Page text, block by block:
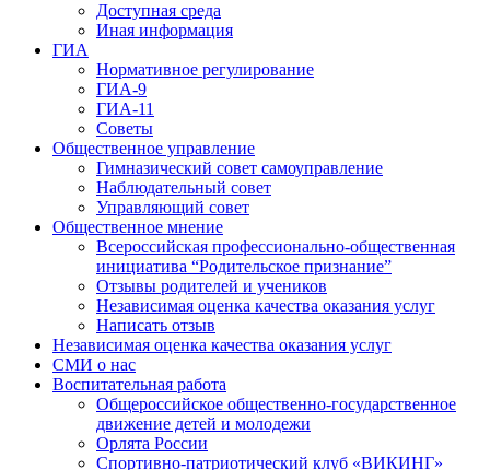
Доступная среда
Иная информация
ГИА
Нормативное регулирование
ГИА-9
ГИА-11
Советы
Общественное управление
Гимназический совет самоуправление
Наблюдательный совет
Управляющий совет
Общественное мнение
Всероссийская профессионально-общественная
инициатива “Родительское признание”
Отзывы родителей и учеников
Независимая оценка качества оказания услуг
Написать отзыв
Независимая оценка качества оказания услуг
СМИ о нас
Воспитательная работа
Общероссийское общественно-государственное
движение детей и молодежи
Орлята России
Спортивно-патриотический клуб «ВИКИНГ»